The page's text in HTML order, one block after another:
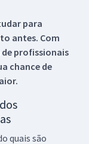
para
antes. Com
profissionais
chance de
quais são